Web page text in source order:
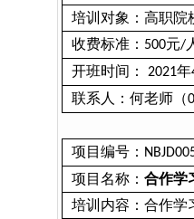
培训对象：高职院
收费标准： 500元/
开班时间： 2021年
联系人：何老师（
项目编号：
项目名称： 合作学
培训内容：合作学